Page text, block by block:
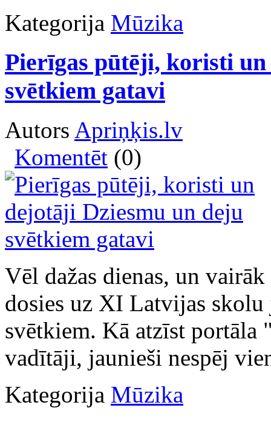
Kategorija Mūzika
Pierīgas pūtēji, koristi
svētkiem gatavi
Autors Apriņķis.lv
Komentēt (0)
Vēl dažas dienas, un
dosies uz XI Latvijas skolu
svētkiem. Kā atzīst
vadītāji, jaunieši nespēj
Kategorija Mūzika